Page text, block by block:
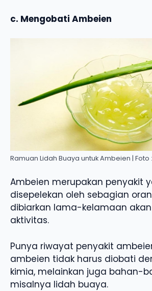
c. Mengobati Ambeien
Ramuan Lidah Buaya untuk Ambeien | Foto
Ambeien merupakan penyakit
disepelekan oleh sebagian
dibiarkan lama-kelamaan
aktivitas.
Punya riwayat penyakit
ambeien tidak harus diobati
kimia, melainkan juga bahan-
misalnya lidah buaya.